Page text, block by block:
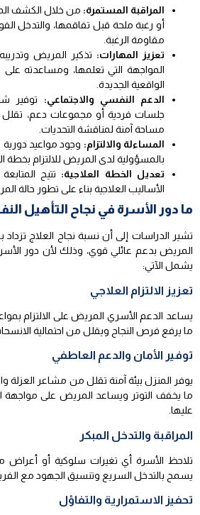
المراقبة المستمرة: من خلال الكشف
أو رغبة ملحة قبل تفاقمها، والتدخل
مقاومة الرغبة.
تعزيز المهارات: تذكير المريض
المواجهة التي تعلمها، ومساعدته
الواقعية الجديدة.
الدعم النفسي والاجتماعي: توفير
جلسات فردية أو مجموعات دعم، تقلل
مساحة آمنة لمناقشة التحديات.
المساءلة والالتزام: وجود مواعيد
بالمسؤولية لدى المريض للالتزام بخطة
تعديل الخطة العلاجية: تتيح
الأساليب العلاجية بناء على تطور حالة
ما دور الأسرة في نجاح التأهيل
تشير الدراسات إلى أن نسبة نجاح العلاج
المريض بدعم عائلي قوي، وذلك لأن دور
يشمل الآتي:
تعزيز الالتزام العلاجي
يساعد الدعم الأسري المريض على الالتزام
ما يرفع فرص النجاح ويقلل من احتمالية
توفير الأمان والدعم العاطفي
يوفر المنزل بيئة آمنة تقلل من مشاعر العزلة
ما يخفف التوتر ويساعد المريض على مواجهة
عليها.
المراقبة والتدخل المبكر
تلاحظ الأسرة أي تغيرات سلوكية أو أعراض
يسمح بالتدخل السريع وتنسيق الجهود مع
تحفيز الاستمرارية والتفاؤل